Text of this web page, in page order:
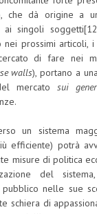
che dà origine a
ai singoli
prossimi articoli,
di fare nei
walls), portano a
mercato sui
un sistema
efficiente) potrà
misure di politica
del
nelle sue
schiera di